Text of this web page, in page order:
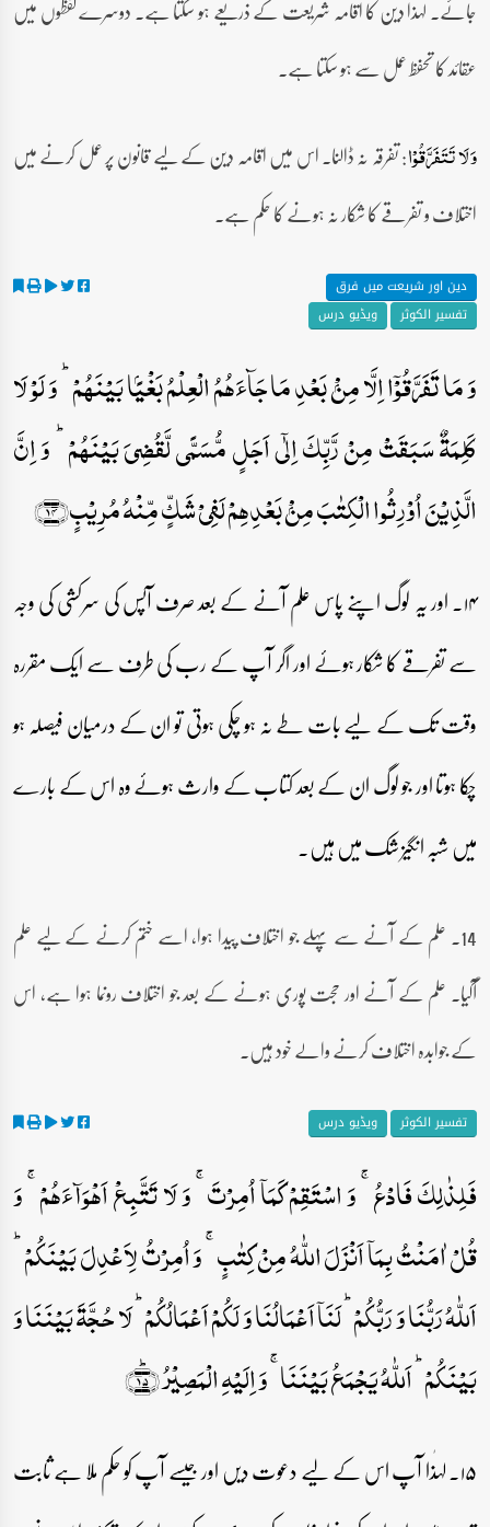
جائے۔ لہٰذا دین کا اقامہ شریعت کے ذریعے ہو سکتا ہے۔ دوسرے لفظوں میں
عقائد کا تحفظ عمل سے ہو سکتا ہے۔
وَ لَا تَتَفَرَّقُوۡا: تفرقہ نہ ڈالنا۔ اس میں اقامہ دین کے لیے قانون پر عمل کرنے میں
اختلاف و تفرقے کا شکار نہ ہونے کا حکم ہے۔
دین اور شریعت میں فرق
تفسیر الکوثر
ویڈیو درس
وَ مَا تَفَرَّقُوۡۤا اِلَّا مِنۡۢ بَعۡدِ مَا جَآءَہُمُ الۡعِلۡمُ بَغۡیًۢا بَیۡنَہُمۡ ؕ وَ لَوۡ لَا
کَلِمَۃٌ سَبَقَتۡ مِنۡ رَّبِّکَ اِلٰۤی اَجَلٍ مُّسَمًّی لَّقُضِیَ بَیۡنَہُمۡ ؕ وَ اِنَّ
الَّذِیۡنَ اُوۡرِثُوا الۡکِتٰبَ مِنۡۢ بَعۡدِہِمۡ لَفِیۡ شَکٍّ مِّنۡہُ مُرِیۡبٍ﴿۱۴﴾
۱۴۔ اور یہ لوگ اپنے پاس علم آنے کے بعد صرف آپس کی سرکشی کی وجہ
سے تفرقے کا شکار ہوئے اور اگر آپ کے رب کی طرف سے ایک مقررہ
وقت تک کے لیے بات طے نہ ہو چکی ہوتی تو ان کے درمیان فیصلہ ہو
چکا ہوتا اور جو لوگ ان کے بعد کتاب کے وارث ہوئے وہ اس کے بارے
میں شبہ انگیز شک میں ہیں۔
14۔ علم کے آنے سے پہلے جو اختلاف پیدا ہوا، اسے ختم کرنے کے لیے علم
آگیا۔ علم کے آنے اور حجت پوری ہونے کے بعد جو اختلاف رونما ہوا ہے، اس
کے جوابدہ اختلاف کرنے والے خود ہیں۔
تفسیر الکوثر ویڈیو درس
فَلِذٰلِکَ فَادۡعُ ۚ وَ اسۡتَقِمۡ کَمَاۤ اُمِرۡتَ ۚ وَ لَا تَتَّبِعۡ اَہۡوَآءَہُمۡ ۚ وَ
قُلۡ اٰمَنۡتُ بِمَاۤ اَنۡزَلَ اللّٰہُ مِنۡ کِتٰبٍ ۚ وَ اُمِرۡتُ لِاَعۡدِلَ بَیۡنَکُمۡ ؕ
اَللّٰہُ رَبُّنَا وَ رَبُّکُمۡ ؕ لَنَاۤ اَعۡمَالُنَا وَ لَکُمۡ اَعۡمَالُکُمۡ ؕ لَا حُجَّۃَ بَیۡنَنَا وَ
بَیۡنَکُمۡ ؕ اَللّٰہُ یَجۡمَعُ بَیۡنَنَا ۚ وَ اِلَیۡہِ الۡمَصِیۡرُ ﴿ؕ۱۵﴾
۱۵۔ لہٰذا آپ اس کے لیے دعوت دیں اور جیسے آپ کو حکم ملا ہے ثابت